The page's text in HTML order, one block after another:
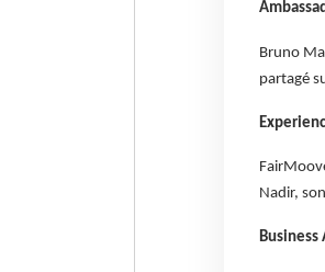
Bruno
partagé
Nadir,
Business